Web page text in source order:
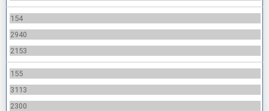
154
2940
2153
155
3113
2300